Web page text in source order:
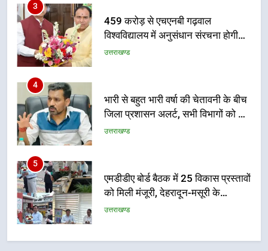
नहींः डीएम
3
459 करोड़ से एचएनबी गढ़वाल
विश्वविद्यालय में अनुसंधान संरचना होगी
सुदृढ
उत्तराखण्ड
4
भारी से बहुत भारी वर्षा की चेतावनी के बीच
जिला प्रशासन अलर्ट, सभी विभागों को हाई
अलर्ट पर रहने के निर्देश
उत्तराखण्ड
5
एमडीडीए बोर्ड बैठक में 25 विकास प्रस्तावों
को मिली मंजूरी, देहरादून-मसूरी के
नियोजित विकास को मिलेगी रफ्तार
उत्तराखण्ड
6